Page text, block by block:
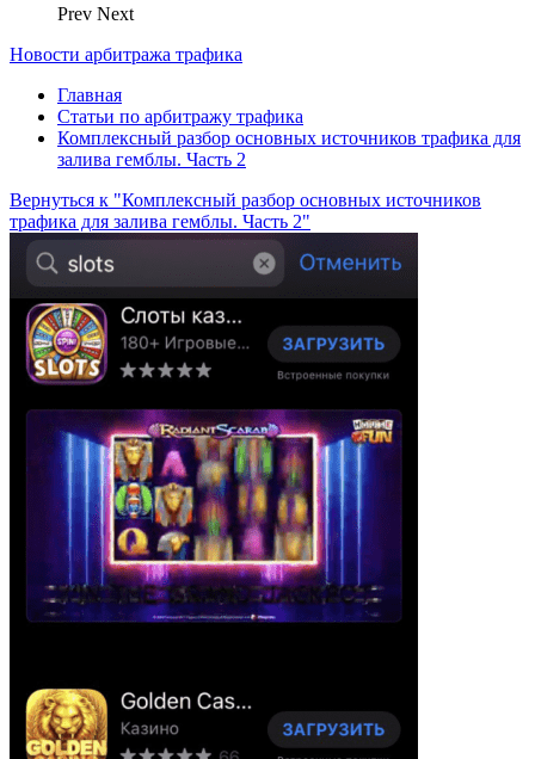
Prev Next
Новости арбитража трафика
Главная
Статьи по арбитражу трафика
Комплексный разбор основных источников трафика для
залива гемблы. Часть 2
Вернуться к "Комплексный разбор основных источников
трафика для залива гемблы. Часть 2"